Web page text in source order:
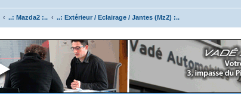
..: Mazda2 :.. ..: Extérieur / Eclairage / Jantes (Mz2) :..